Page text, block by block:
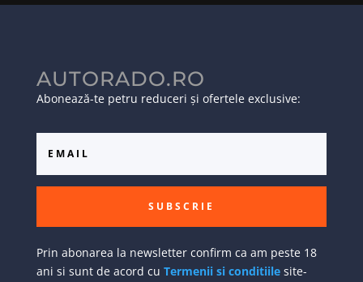
AUTORADO.RO
Abonează-te petru reduceri și ofertele exclusive:
SUBSCRIE
Prin abonarea la newsletter confirm ca am peste 18
ani si sunt de acord cu Termenii si conditiilesite-